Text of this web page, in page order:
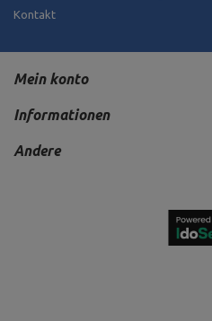
Kontakt
Mein konto
Informationen
Andere